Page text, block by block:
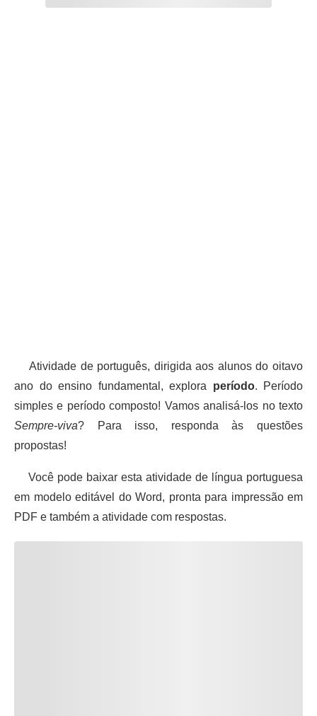
Atividade de português, dirigida aos alunos do oitavo
ano do ensino fundamental, explora período. Período
simples e período composto! Vamos analisá-los no texto
Sempre-viva? Para isso, responda às questões
propostas!
Você pode baixar esta atividade de língua portuguesa
em modelo editável do Word, pronta para impressão em
PDF e também a atividade com respostas.